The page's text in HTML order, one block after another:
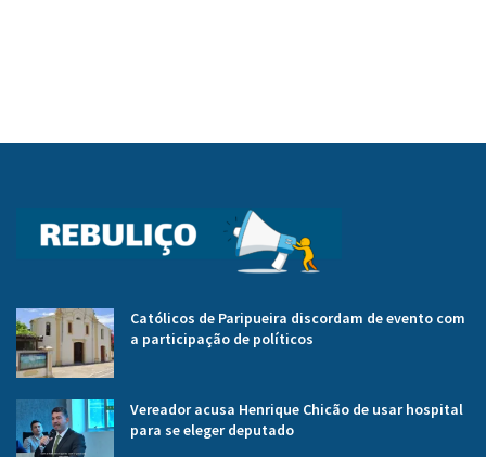
Católicos de Paripueira discordam de evento com
a participação de políticos
Vereador acusa Henrique Chicão de usar hospital
para se eleger deputado